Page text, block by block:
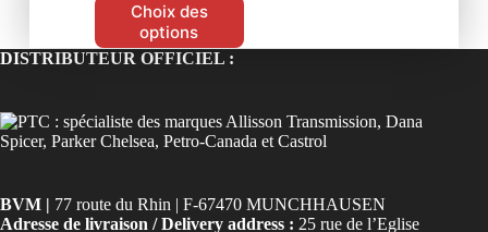
Choix des
options
DISTRIBUTEUR OFFICIEL :
BVM | 77 route du Rhin | F-67470 MUNCHHAUSEN
Adresse de livraison / Delivery address : 25 rue de l’Eglise